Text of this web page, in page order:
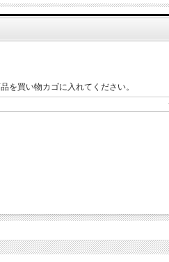
を買い物カゴに入れてください。